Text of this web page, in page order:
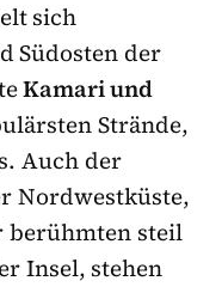
sich
Südosten der
Kamari und
Strände,
Auch der
Nordwestküste,
berühmten steil
Insel, stehen